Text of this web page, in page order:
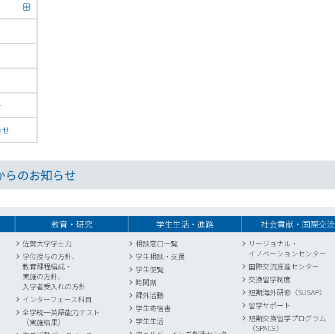
らのお知らせ
教育・研究
佐賀大学学士力
学位授与の方針、
教育課程編成・
実施の方針、
入学者受入れの方針
インターフェース科目
全学統一英語能力テスト
（実施結果）
学生生活・進路
相談窓口一覧
学生相談・支援
学生便覧
時間割
課外活動
学生寄宿舎
学生生活
社会貢献・国際交流
リージョナル・
イノベーションセンター
国際交流推進センター
交換留学制度
短期海外研修（SUSAP）
留学サポート
短期交換留学プログラム
（SPACE）